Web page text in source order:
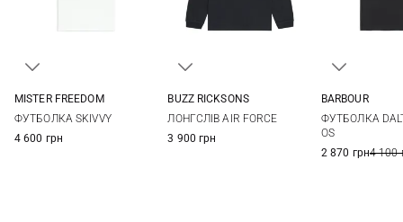
MISTER FREEDOM
ФУТБОЛКА SKIVVY
4 600 грн
BUZZ RICKSONS
ЛОНГСЛІВ AIR FORCE
3 900 грн
44
BARBOUR
ФУТБОЛКА
OS
2 870 грн4 100